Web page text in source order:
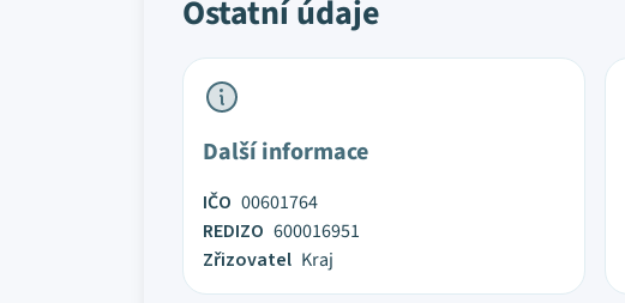
Ostatní údaje
Další informace
IČO 00601764
REDIZO 600016951
Zřizovatel Kraj